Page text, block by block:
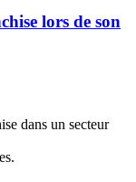
lors de son
dans un secteur